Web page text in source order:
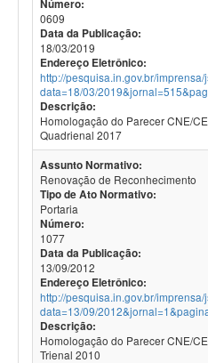
Número:
0609
Data da Publicação:
18/03/2019
Endereço Eletrônico:
http://pesquisa.in.gov.br/
data=18/03/
Descrição:
Homologação do Parecer CNE/
Quadrienal 2017
Assunto Normativo:
Renovação de Reconhecimento
Tipo de Ato Normativo:
Portaria
Número:
1077
Data da Publicação:
13/09/2012
Endereço Eletrônico:
http://pesquisa.in.gov.br/
data=13/09/
Descrição:
Homologação do Parecer CNE/
Trienal 2010